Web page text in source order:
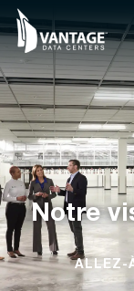
Skip
to
content
Notre
ALLEZ-